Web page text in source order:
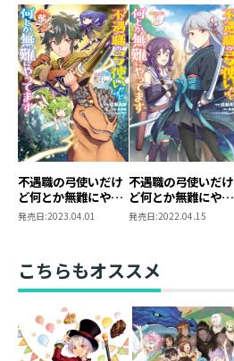
不遇職の弓使いだけ
ど何とか無難にやっ
てます@COMIC 第3
発売日:2023.04.01
不遇職の弓使いだけ
ど何とか無難にやっ
てます@COMIC 第2
発売日:2022.04.15
こちらもオススメ